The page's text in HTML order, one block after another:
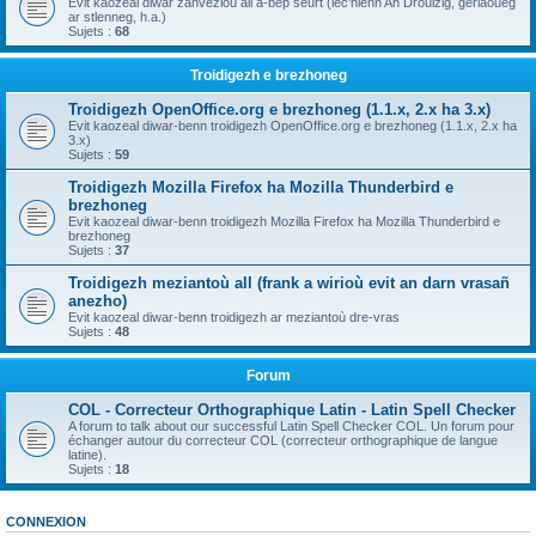
ar stlenneg, h.a.)
Sujets : 68
Troidigezh e brezhoneg
Troidigezh OpenOffice.org e brezhoneg (1.1.x, 2.x ha 3.x)
Evit kaozeal diwar-benn troidigezh OpenOffice.org e brezhoneg (1.1.x, 2.x ha
3.x)
Sujets : 59
Troidigezh Mozilla Firefox ha Mozilla Thunderbird e
brezhoneg
Evit kaozeal diwar-benn troidigezh Mozilla Firefox ha Mozilla Thunderbird e
brezhoneg
Sujets : 37
Troidigezh meziantoù all (frank a wirioù evit an darn vrasañ
anezho)
Evit kaozeal diwar-benn troidigezh ar meziantoù dre-vras
Sujets : 48
Forum
COL - Correcteur Orthographique Latin - Latin Spell Checker
A forum to talk about our successful Latin Spell Checker COL. Un forum pour
échanger autour du correcteur COL (correcteur orthographique de langue
latine).
Sujets : 18
CONNEXION